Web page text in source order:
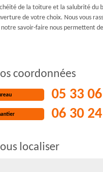
de la toiture et la salubrité
de votre choix. Nous vous
savoir-faire nous permettent
coordonnées
05 33
06 30
localiser